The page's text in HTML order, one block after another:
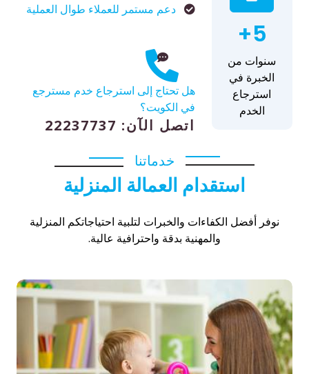
5+
سنوات من
الخبرة في
استرجاع
الخدم
دعم مستمر للعملاء طوال العملية
هل تحتاج إلى استرجاع خدم مسترجع
في الكويت؟
اتصل الآن: 22237737
خدماتنا
استقدام العمالة المنزلية
نوفر أفضل الكفاءات والخبرات لتلبية احتياجاتكم المنزلية
والمهنية بدقة واحترافية عالية.